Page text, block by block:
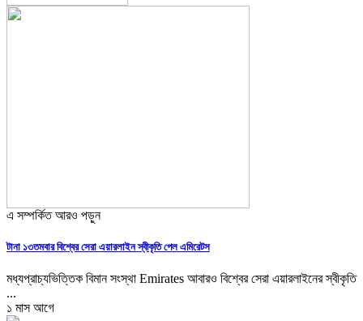
এ সম্পর্কিত আরও পড়ুন
টানা ১৩তমবার বিশ্বের সেরা এয়ারলাইন স্বীকৃতি পেল এমিরেটস
মধ্যপ্রাচ্যভিত্তিক বিমান সংস্থা Emirates আবারও বিশ্বের সেরা এয়ারলাইনের স্বীকৃতি
...
১ মাস আগে